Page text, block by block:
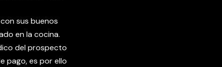
sus buenos
en la cocina.
del prospecto
pago, es por ello